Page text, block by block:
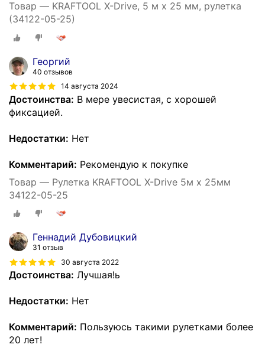
Товар — KRAFTOOL X-Drive, 5 м х 25 мм, рулетка
(34122-05-25)
Георгий
40 отзывов
14 августа 2024
Достоинства: В мере увесистая, с хорошей
фиксацией.
Недостатки: Нет
Комментарий: Рекомендую к покупке
Товар — Рулетка KRAFTOOL X-Drive 5м х 25мм
34122-05-25
Геннадий Дубовицкий
31 отзыв
30 августа 2022
Достоинства: Лучшая!ь
Недостатки: Нет
Комментарий: Пользуюсь такими рулетками более
20 лет!